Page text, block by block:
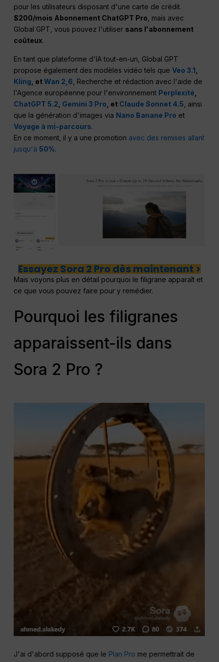
pour les utilisateurs disposant d'une carte de crédit.
$200/mois Abonnement ChatGPT Pro, mais avec
Global GPT, vous pouvez l'utiliser sans l'abonnement
coûteux.
En tant que plateforme d'IA tout-en-un, Global GPT
propose également des modèles vidéo tels queVeo 3.1
Kling , etWan 2,6 , Recherche et rédaction avec l'aide de
l'Agence européenne pour l'environnement Perplexité
ChatGPT 5.2 Gemini 3 Pro , et Claude Sonnet 4.5 , ainsi
que la génération d'images via Nano Banane Pro et
Voyage à mi-parcours.
En ce moment, il y a une promotion avec des remises allant
jusqu'à50%.
Essayez Sora 2 Pro dès maintenant >
Mais voyons plus en détail pourquoi le filigrane apparaît et
ce que vous pouvez faire pour y remédier.
Pourquoi les filigranes
apparaissent-ils dans
Sora 2 Pro ?
J'ai d'abord supposé que le Plan Pro me permettrait de